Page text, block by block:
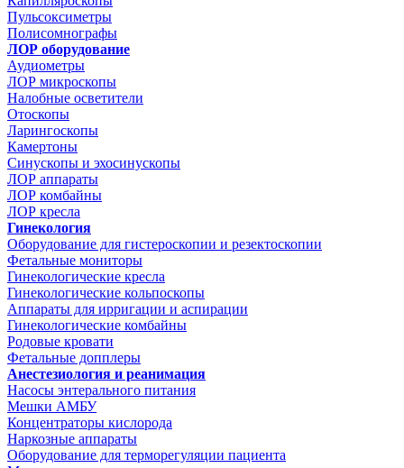
Пульсоксиметры
Полисомнографы
ЛОР оборудование
Аудиометры
ЛОР микроскопы
Налобные осветители
Отоскопы
Ларингоскопы
Камертоны
Синускопы и эхосинускопы
ЛОР аппараты
ЛОР комбайны
ЛОР кресла
Гинекология
Оборудование для гистероскопии и резектоскопии
Фетальные мониторы
Гинекологические кресла
Гинекологические кольпоскопы
Аппараты для ирригации и аспирации
Гинекологические комбайны
Родовые кровати
Фетальные допплеры
Анестезиология и реанимация
Насосы энтерального питания
Мешки АМБУ
Концентраторы кислорода
Наркозные аппараты
Оборудование для терморегуляции пациента